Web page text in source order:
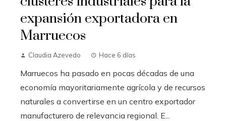
expansión exportadora en
Marruecos
Claudia Azevedo Hace 6 días
Marruecos ha pasado en pocas décadas de una
economía mayoritariamente agrícola y de recursos
naturales a convertirse en un centro exportador
manufacturero de relevancia regional. E...